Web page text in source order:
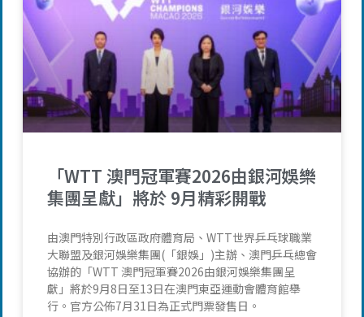
「WTT 澳門冠軍賽2026由銀河娛樂
集團呈獻」將於 9月精彩開戰
由澳門特別行政區政府體育局、WTT世界乒乓球職業
大聯盟及銀河娛樂集團(「銀娛」)主辦、澳門乒乓總會
協辦的「WTT 澳門冠軍賽2026由銀河娛樂集團呈
獻」將於9月8日至13日在澳門東亞運動會體育館舉
行。官方公佈7月31日為正式門票發售日。